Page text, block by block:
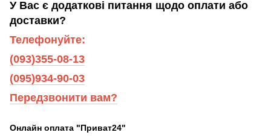
У Вас є додаткові питання щодо оплати або
доставки?
Телефонуйте:
(093)355-08-13
(095)934-90-03
Передзвонити вам?
Онлайн оплата "Приват24"